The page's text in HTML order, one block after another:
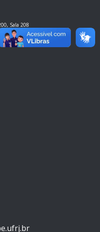
Sala 208
do Fundão – RJ